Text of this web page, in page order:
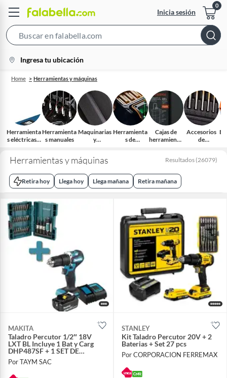
Inicia sesión
Bar
location-
icon
Ingresa tu ubicación
Home Herramientas y máquinas
Herramienta
s eléctricas e
Herramienta
s manuales
Maquinarias
y
Herramienta
s de
Cajas de
herramienta
es
Accesorios
de
Herramientas y máquinas Resultados (26079)
Retira hoy Llega hoy Llega mañana Retira mañana
MAKITA
Taladro Percutor 1/2″ 18V
LXT BL Incluye 1 Bat y Carg
DHP487SF + 1 SET DE
ACCESORIOS
Por TAYM SAC
STANLEY
Kit Taladro Percutor 20V + 2
Baterias + Set 27 pcs
Por CORPORACION FERREMAX